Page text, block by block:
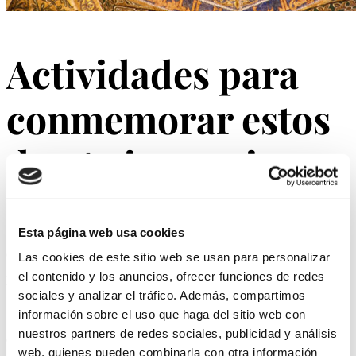
Esta página web usa cookies
Las cookies de este sitio web se usan para personalizar
el contenido y los anuncios, ofrecer funciones de redes
sociales y analizar el tráfico. Además, compartimos
información sobre el uso que haga del sitio web con
nuestros partners de redes sociales, publicidad y análisis
web, quienes pueden combinarla con otra información
Actividades para
conmemorar estos
dos Aniversarios:
Desde el propio Ayuntamiento de Córdoba, la ciudad ha
organizado una serie de actividades que ya están en marcha,
para homenajear y celebrar estas efemérides.
Al conjunto de estas variadas actividades se las ha
denominado con el nombre de“20 Nuevas Miradas de